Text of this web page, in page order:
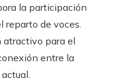
la participación
reparto de voces.
atractivo para el
entre la